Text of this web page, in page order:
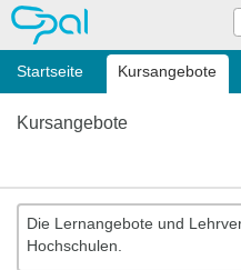
OPAL
Startseite Kursangebote
Kursangebote
Die Lernangebote und
Hochschulen.